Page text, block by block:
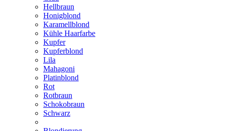
Hellbraun
Honigblond
Karamellblond
Kühle Haarfarbe
Kupfer
Kupferblond
Lila
Mahagoni
Platinblond
Rot
Rotbraun
Schokobraun
Schwarz